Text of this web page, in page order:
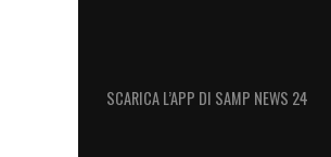
SCARICA L’APP DI SAMP NEWS 24